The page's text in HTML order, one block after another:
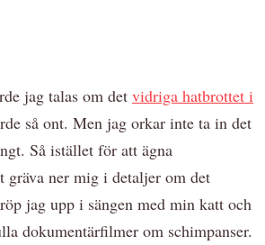
jag talas om det vidriga hatbrottet i
så ont. Men jag orkar inte ta in det
Så istället för att ägna
gräva ner mig i detaljer om det
jag upp i sängen med min katt och
dokumentärfilmer om schimpanser.